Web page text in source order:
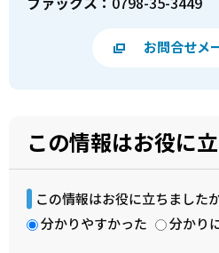
お問合せメ
この情報はお役に
この情報はお役に立ちました
分かりやすかった
分かり